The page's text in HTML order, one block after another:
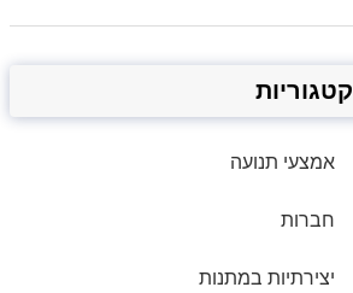
קטגוריות
אמצעי תנועה
חברות
יצירתיות במתנות